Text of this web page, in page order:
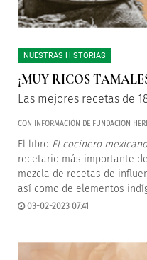
NUESTRAS HISTORIAS
¡MUY RICOS
Las mejores recetas de
CON INFORMACIÓN DE FUNDACIÓN
El libro El cocinero mexicano
recetario más importante
mezcla de recetas de
así como de elementos
03-02-2023 07:41